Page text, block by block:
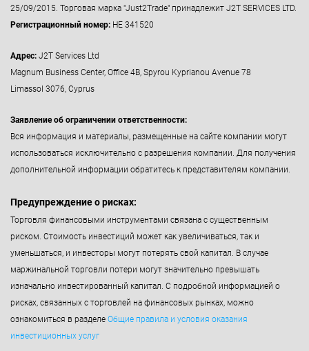
25/09/2015. Торговая марка "Just2Trade" принадлежит J2T SERVICES LTD.
Регистрационный номер: HE 341520
Адрес: J2T Services Ltd
Magnum Business Center, Office 4B, Spyrou Kyprianou Avenue 78
Limassol 3076, Cyprus
Заявление об ограничении ответственности:
Вся информация и материалы, размещенные на сайте компании могут
использоваться исключительно с разрешения компании. Для получения
дополнительной информации обратитесь к представителям компании.
Предупреждение о рисках:
Торговля финансовыми инструментами связана с существенным
риском. Стоимость инвестиций может как увеличиваться, так и
уменьшаться, и инвесторы могут потерять свой капитал. В случае
маржинальной торговли потери могут значительно превышать
изначально инвестированный капитал. С подробной информацией о
рисках, связанных с торговлей на финансовых рынках, можно
ознакомиться в разделе Общие правила и условия оказания
инвестиционных услуг